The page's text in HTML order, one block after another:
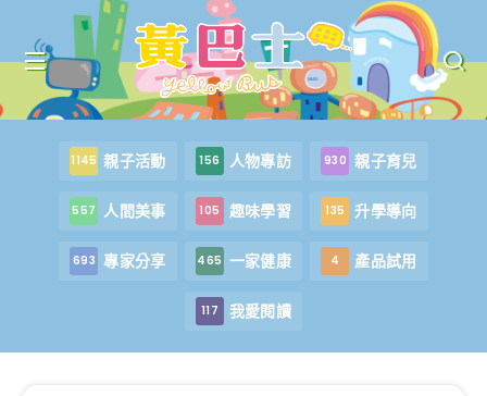
1145 親子活動 156 人物專訪 930 親子育兒
557 人間美事 105 趣味學習 135 升學導向
693 專家分享 465 一家健康 4 產品試用
117 我愛閱讀